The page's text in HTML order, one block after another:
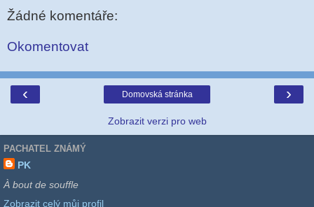
Žádné komentáře:
Okomentovat
‹ ›
Domovská stránka
Zobrazit verzi pro web
PACHATEL ZNÁMÝ
PK
À bout de souffle
Zobrazit celý můj profil